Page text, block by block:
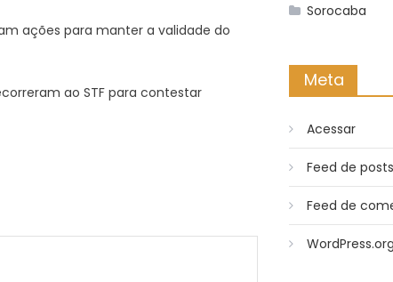
ações para manter a validade do
ao STF para contestar
Sorocaba
Meta
Acessar
Feed de posts
Feed de
WordPress.org